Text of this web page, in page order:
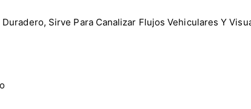
Sirve Para Canalizar Flujos Vehiculares Y